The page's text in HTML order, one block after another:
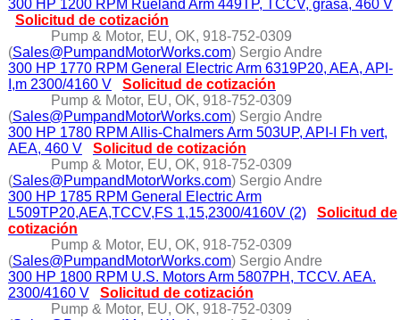
300 HP 1200 RPM Rueland Arm 449TP, TCCV, grasa, 460 V
Solicitud de cotización
Pump & Motor, EU, OK, 918-752-0309
(Sales@PumpandMotorWorks.com) Sergio Andre
300 HP 1770 RPM General Electric Arm 6319P20, AEA, API-
I,m 2300/4160 V
Solicitud de cotización
Pump & Motor, EU, OK, 918-752-0309
(Sales@PumpandMotorWorks.com) Sergio Andre
300 HP 1780 RPM Allis-Chalmers Arm 503UP, API-I Fh vert,
AEA, 460 V
Solicitud de cotización
Pump & Motor, EU, OK, 918-752-0309
(Sales@PumpandMotorWorks.com) Sergio Andre
300 HP 1785 RPM General Electric Arm
L509TP20,AEA,TCCV,FS 1,15,2300/4160V (2)
Solicitud de
cotización
Pump & Motor, EU, OK, 918-752-0309
(Sales@PumpandMotorWorks.com) Sergio Andre
300 HP 1800 RPM U.S. Motors Arm 5807PH, TCCV. AEA.
2300/4160 V
Solicitud de cotización
Pump & Motor, EU, OK, 918-752-0309